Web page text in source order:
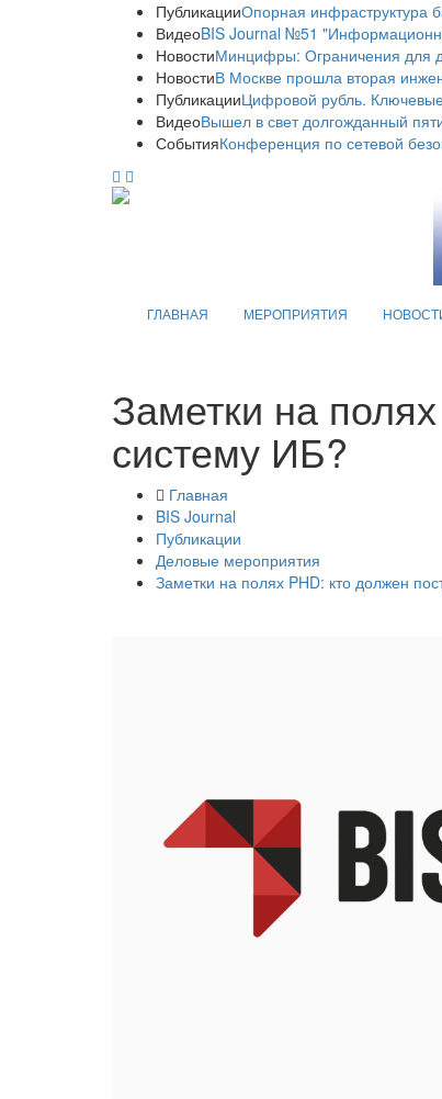
ПубликацииОпорная инфраструктура
ВидеоBIS Journal №51
НовостиМинцифры: Ограничения для
НовостиВ Москве прошла вторая
ПубликацииЦифровой рубль.
ВидеоВышел в свет долгожданный
СобытияКонференция по сетевой
ГЛАВНАЯ МЕРОПРИЯТИЯ
Заметки на
систему ИБ?
Главная
BIS Journal
Публикации
Деловые мероприятия
Заметки на полях PHD: кто должен